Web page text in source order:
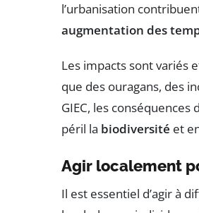
l’urbanisation
augmentation des
Les impacts sont variés
que des ouragans, des
GIEC, les
péril la biodiversité et
Agir localement
Il est essentiel d’agir à